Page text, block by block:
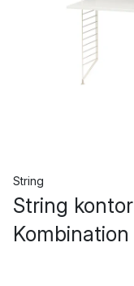
String
String
Kombination